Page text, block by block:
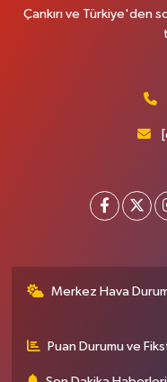
Çankırı ve Türkiye'den
Merkez Hava
Puan Durumu ve